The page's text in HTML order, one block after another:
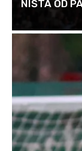
NIŠTA OD